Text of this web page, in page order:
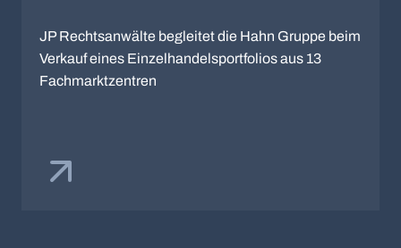
JP Rechtsanwälte begleitet die Hahn Gruppe beim
Verkauf eines Einzelhandelsportfolios aus 13
Fachmarktzentren